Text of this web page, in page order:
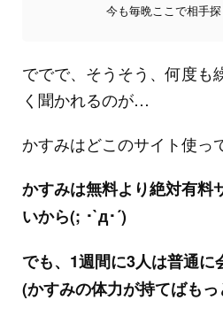
今も毎晩ここで相手
ででで、そうそう、何度も
く聞かれるのが…
かすみはどこのサイト使っ
かすみは無料より絶対有料
いから(; ･`д･´)
でも、1週間に3人は普通に
(かすみの体力が持てばも